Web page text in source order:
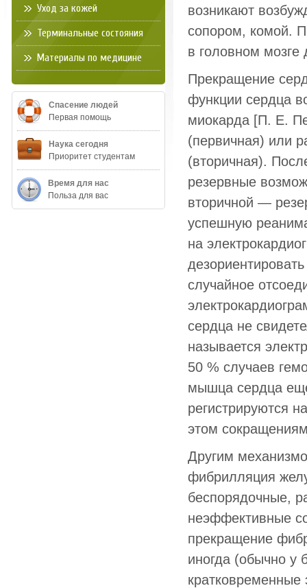
возникают
сопором, комой.
в головном мозге
Прекращение
функции сердца
миокарда [П. Е.
(первичная) или
(вторичная).
резервные
вторичной —
успешную
на
случайное
сердца не
называется
50 % случаев
мышца сердца
регистрируются
этом
Другим
фибрилляция
беспорядочные,
неэффективные
прекращение
иногда (обычно у
Уход за кожей
Терминальные состояния
Материалы по медицине
Спасение людей
Первая помощь
Наука сегодня
Приоритет студентам
Время для нас
Польза для вас